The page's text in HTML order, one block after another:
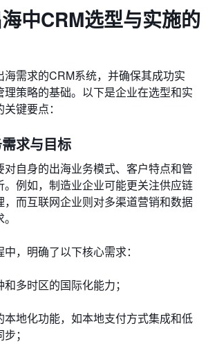
中CRM选型与实施的
需求的CRM系统，并确保其成功实
策略的基础。以下是企业在选型和实
键要点：
需求与目标
自身的出海业务模式、客户特点和管
例如，制造业企业可能更关注供应链
而互联网企业则对多渠道营销和数据
，明确了以下核心需求：
多时区的国际化能力；
地化功能，如本地支付方式集成和低
；